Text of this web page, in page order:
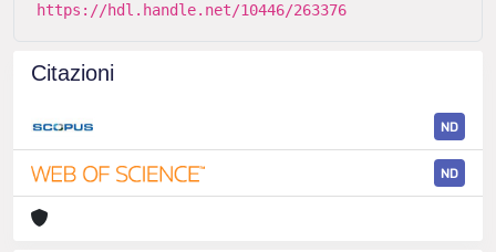
https://hdl.handle.net/10446/263376
Citazioni
ND
ND